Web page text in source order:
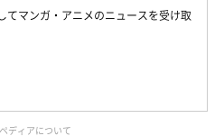
てマンガ・アニメのニュースを受け取
ディアについて